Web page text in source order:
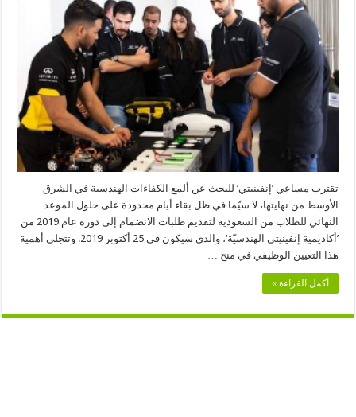
لتقديم
طلبات
الانضمام
إلى
أكاديمية
إنفينيتي
الهندسيّة
لعام
مغلقة
تقترب مساعي ’إنفينيتي‘ للبحث عن ألمع الكفاءات الهندسية في الشرق
الأوسط من نهايتها، لا سيّما في ظل بقاء أيام محدودة على حلول الموعد
النهائي للطلاب من السعودية لتقديم طلبات الانضمام إلى دورة عام 2019 من
’أكاديمية إنفينيتي الهندسيّة‘، والذي سيكون في 25 أكتوبر 2019. وتتجلى أهمية
هذا التعيين الوظيفي في منح …
أكمل القراءة »